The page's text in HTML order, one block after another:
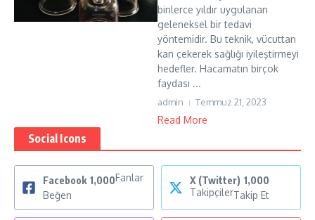
binlerce yıldır uygulanan
geleneksel bir tedavi
yöntemidir. Bu teknik, vücuttan
kan çekerek sağlığı iyileştirmeyi
hedefler. Hacamatın birçok
faydası ...
admin Temmuz 21, 2023
Read More
Social Icons
Facebook 1,000Fanlar
Beğen
X (Twitter) 1,000
TakipçilerTakip Et